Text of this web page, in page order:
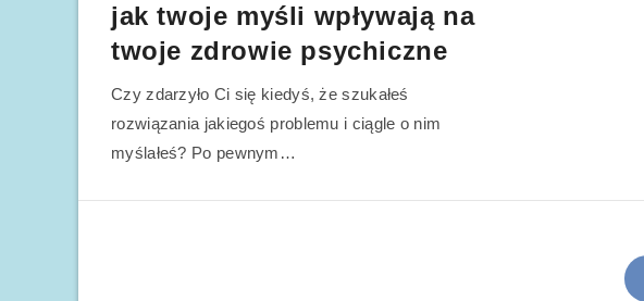
jak twoje myśli wpływają na
twoje zdrowie psychiczne
Czy zdarzyło Ci się kiedyś, że szukałeś
rozwiązania jakiegoś problemu i ciągle o nim
myślałeś? Po pewnym…